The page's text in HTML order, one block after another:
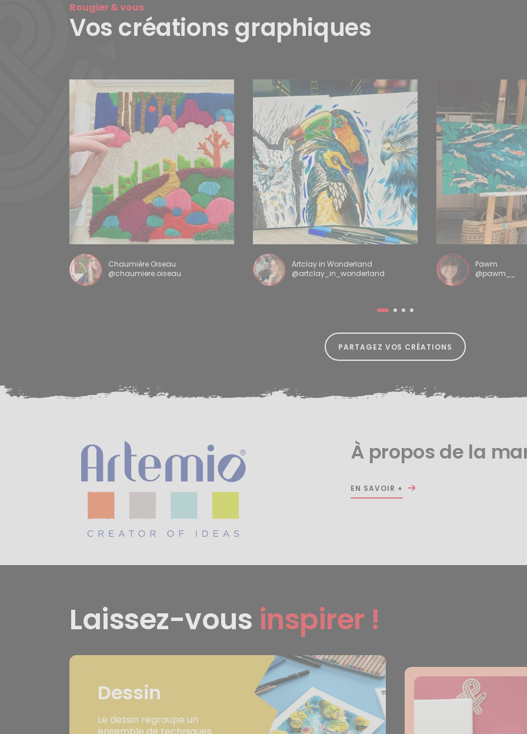
Rougier & vous
Vos créations graphiques
Chaumière Oiseau
@chaumiere.oiseau
Artclay in Wonderland
@artclay_in_wonderland
Pawm
@pawm__
PARTAGEZ VOS CRÉATIONS
À propos de la
EN SAVOIR +
Laissez-vous inspirer !
Dessin
Le dessin regroupe un
ensemble de techniques